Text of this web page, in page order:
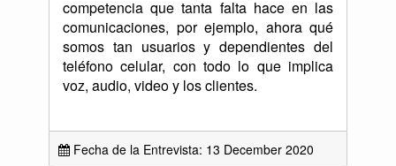
competencia que tanta falta hace en las
comunicaciones, por ejemplo, ahora qué
somos tan usuarios y dependientes del
teléfono celular, con todo lo que implica
voz, audio, video y los clientes.
Fecha de la Entrevista: 13 December 2020